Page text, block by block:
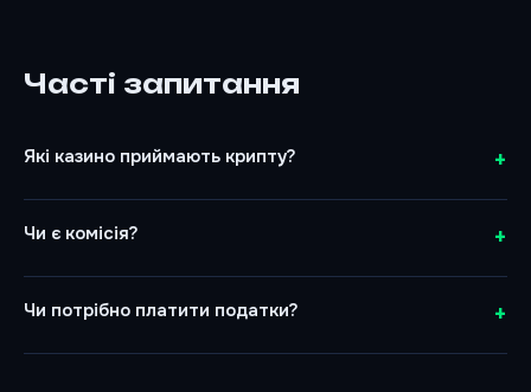
Часті запитання
Які казино приймають крипту?
Чи є комісія?
Чи потрібно платити податки?